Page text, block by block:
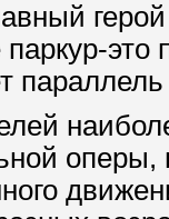
оперы,